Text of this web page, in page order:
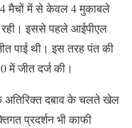
मैचों में से केवल 4 मुकाबले
इससे पहले आईपीएल
पाई थी। इस तरह पंत की
में जीत दर्ज की।
अतिरिक्त दबाव के चलते खेल
प्रदर्शन भी काफी